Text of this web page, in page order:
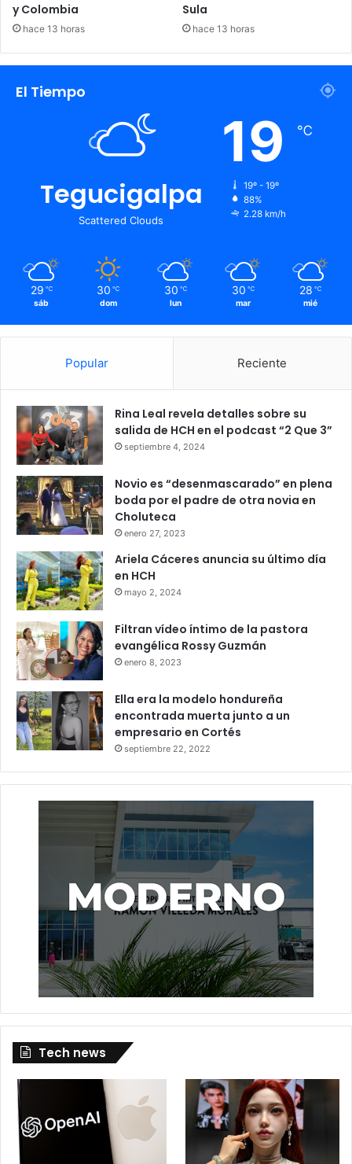
de tráfico ilícito de drogas agravado y asociación para
y Colombia
hace 13 horas
Sula
hace 13 horas
El Tiempo
Tegucigalpa
Scattered Clouds
19 ℃
19º - 19º
88%
2.28 km/h
29 ℃
sáb
30 ℃
dom
30 ℃
lun
30 ℃
mar
28 ℃
mié
Popular Reciente
Rina Leal revela detalles sobre su
salida de HCH en el podcast “2 Que 3”
septiembre 4, 2024
Novio es “desenmascarado” en plena
boda por el padre de otra novia en
Choluteca
enero 27, 2023
Ariela Cáceres anuncia su último día
en HCH
mayo 2, 2024
Filtran vídeo íntimo de la pastora
evangélica Rossy Guzmán
enero 8, 2023
Ella era la modelo hondureña
encontrada muerta junto a un
empresario en Cortés
septiembre 22, 2022
Tech news